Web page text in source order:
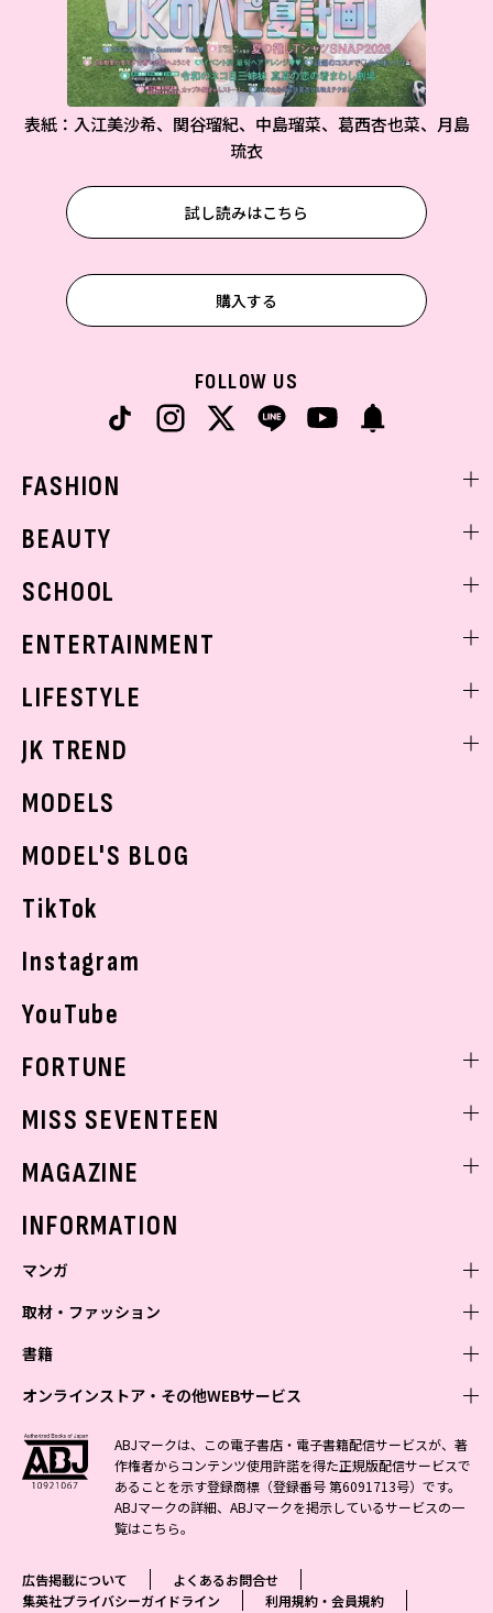
表紙：入江美沙希、関谷瑠紀、中島瑠菜、葛西杏也菜、月島
琉衣
試し読みはこちら
購入する
FOLLOW US
FASHION
着回し
BEAUTY
ベストコスメ
ボディケア
SCHOOL
学校ヘアメイク
ENTERTAINMENT
K-POP
LIFESTYLE
モデルの購入品
JK TREND
MODELS
MODEL'S BLOG
TikTok
Instagram
YouTube
FORTUNE
MISS SEVENTEEN
MAGAZINE
INFORMATION
マンガ
少年マンガ
Vジャンプ
最強ジャンプ
少年ジャンプ+
ジャンプTOON
ジャンプルーキー！
S-MANGA
青年マンガ
ZEBRACK
S-MANGA
集英社ジャンプリミックス
週刊ヤングジャンプ
少女マンガ
ZEBRACK
S-MANGA
集英社コミック文庫
マーガレット
女性マンガ
ジャンプTOON
集英社コミック文庫
マンガMee公式サイト
取材・ファッション
ファッション・美容
BAILA
MAQUIA
eclat
芸能・情報・スポーツ
週プレNEWS
週プレ グラジャパ!
書籍
文芸・文庫・総合
小説すばる
集英社 文芸ステーション
web 集英社文庫
アジア人物史
学芸・ノンフィクション・新書
1日5分で、明日は変わる よみタイ yomitai
集英社学芸部 - 学芸・ノンフィクション
集英社ビジネス書
集英社新書プラス - 知の水先案内人
ライトノベル・ノベライズ
集英社オレンジ文庫
JUMP j-BOOKS
ダッシュエックス文庫公式サイト
集英社Webマガジン コバルト
集英社の児童図書 S-KIDS.LAND
オンラインストア・その他WEBサービス
オンラインストア
OTO
SHUEISHA MANGA-ART HERITAGE
ジャンプキャラクターズストア
HAPPY PLUS STORE
SHUEISHA VOX
その他WEBサービス
集英社アドナビ
集英社エディターズ・ラボ
ABJマークは、この電子書店・電子書籍配信サービスが、著
作権者からコンテンツ使用許諾を得た正規版配信サービスで
あることを示す登録商標（登録番号 第6091713号）です。
ABJマークの詳細、ABJマークを掲示しているサービスの一
覧はこちら。
広告掲載について
よくあるお問合せ
集英社プライバシーガイドライン
利用規約・会員規約